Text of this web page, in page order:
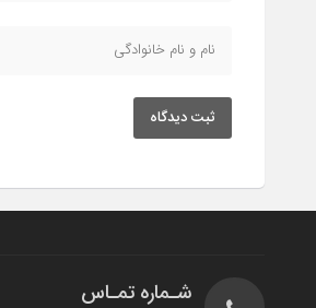
ثبت دیدگاه
شـماره تمـاس